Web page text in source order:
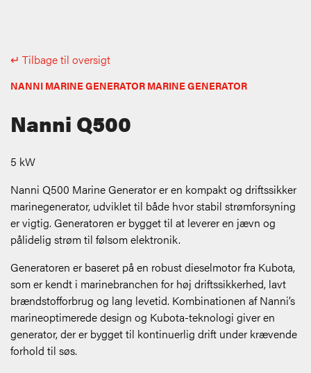
↵ Tilbage til oversigt
NANNI MARINE GENERATOR MARINE GENERATOR
Nanni Q500
5 kW
Nanni Q500 Marine Generator er en kompakt og driftssikker
marinegenerator, udviklet til både hvor stabil strømforsyning
er vigtig. Generatoren er bygget til at leverer en jævn og
pålidelig strøm til følsom elektronik.
Generatoren er baseret på en robust dieselmotor fra Kubota,
som er kendt i marinebranchen for høj driftssikkerhed, lavt
brændstofforbrug og lang levetid. Kombinationen af Nanni’s
marineoptimerede design og Kubota-teknologi giver en
generator, der er bygget til kontinuerlig drift under krævende
forhold til søs.